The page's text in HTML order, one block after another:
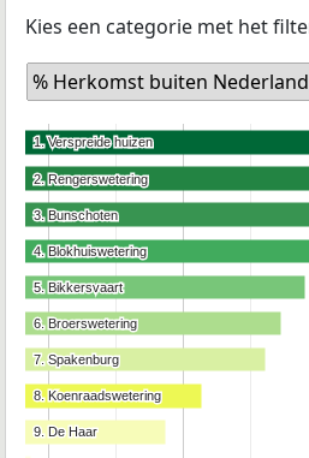
Kies een categorie met het
% Herkomst buiten Nederland
1. Verspreide huizen
1. Verspreide huizen
2. Rengerswetering
2. Rengerswetering
3. Bunschoten
3. Bunschoten
4. Blokhuiswetering
4. Blokhuiswetering
5. Bikkersvaart
5. Bikkersvaart
6. Broerswetering
6. Broerswetering
7. Spakenburg
7. Spakenburg
8. Koenraadswetering
8. Koenraadswetering
9. De Haar
9. De Haar